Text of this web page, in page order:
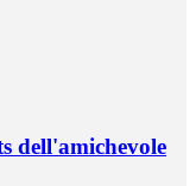
dell'amichevole